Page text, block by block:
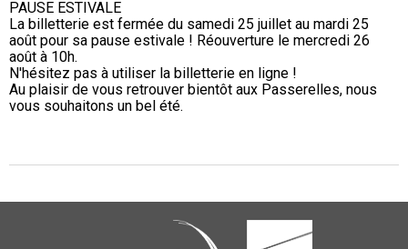
PAUSE ESTIVALE
La billetterie est fermée du samedi 25 juillet au mardi 25
août pour sa pause estivale ! Réouverture le mercredi 26
août à 10h.
N'hésitez pas à utiliser la billetterie en ligne !
Au plaisir de vous retrouver bientôt aux Passerelles, nous
vous souhaitons un bel été.